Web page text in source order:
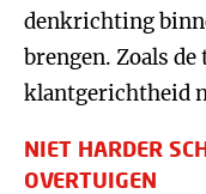
denkrichting
brengen. Zoals
klantgerichtheid
NIET HARDER
OVERTUIGEN